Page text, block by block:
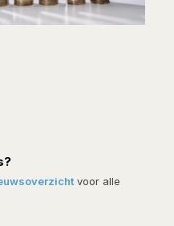
voor alle